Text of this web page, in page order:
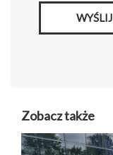
WYŚLIJ
Zobacz także